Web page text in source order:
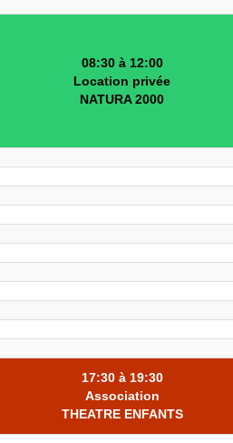
08:30 à 12:00
Location privée
NATURA 2000
17:30 à 19:30
Association
THEATRE ENFANTS